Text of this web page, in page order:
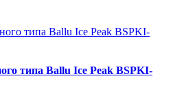
типа Ballu Ice Peak BSPKI-